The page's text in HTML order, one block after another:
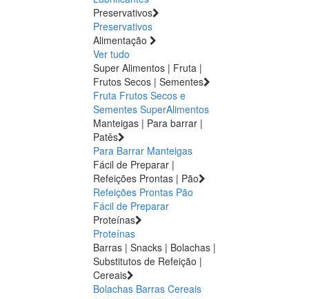
Preservativos
Preservativos
Alimentação
Ver tudo
Super Alimentos | Fruta |
Frutos Secos | Sementes
Fruta Frutos Secos e
Sementes SuperAlimentos
Manteigas | Para barrar |
Patês
Para Barrar Manteigas
Fácil de Preparar |
Refeições Prontas | Pão
Refeições Prontas Pão
Fácil de Preparar
Proteínas
Proteínas
Barras | Snacks | Bolachas |
Substitutos de Refeição |
Cereais
Bolachas Barras Cereais